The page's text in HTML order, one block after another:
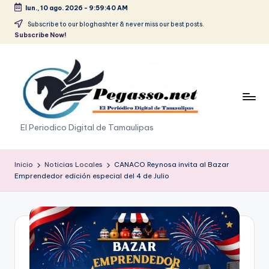
Saltar
lun., 10 ago. 2026 - 9:59:41 AM
Subscribe to our bloghashter & never miss our best posts.
Subscribe Now!
p
e
g
a
o
El Periodico Digital de Tamaulipas
Inicio Noticias Locales
CANACO Reynosa invita al Bazar
Emprendedor edición especial del 4 de Julio